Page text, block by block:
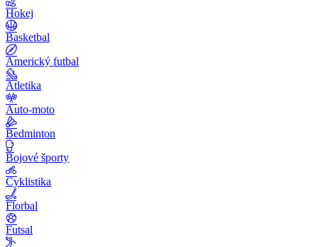
Hokej
Basketbal
Americký futbal
Atletika
Auto-moto
Bedminton
Bojové športy
Cyklistika
Florbal
Futsal